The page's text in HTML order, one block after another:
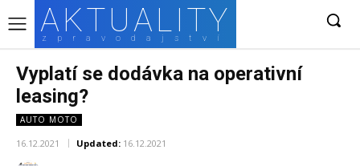
AKTUALITY
zpravodajství
Vyplatí se dodávka na operativní
leasing?
AUTO MOTO
16.12.2021 Updated: 16.12.2021